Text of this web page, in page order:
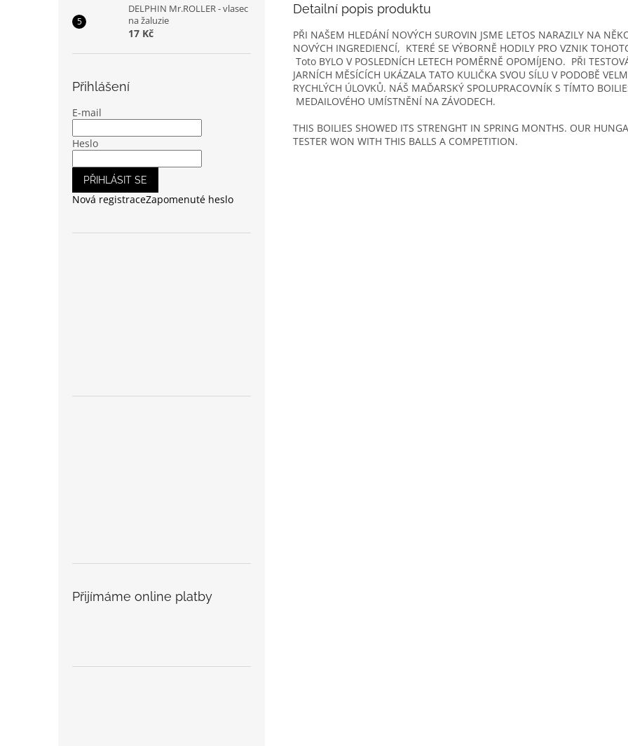
DELPHIN Mr.ROLLER - vlasec
na žaluzie
17 Kč
Přihlášení
E-mail
Heslo
PŘIHLÁSIT SE
Nová registraceZapomenuté heslo
Přijímáme online platby
Detailní popis produktu
PŘI NAŠEM HLEDÁNÍ NOVÝCH SUROVIN JSME LETOS NARAZILY NA
NOVÝCH INGREDIENCÍ, KTERÉ SE VÝBORNĚ HODILY PRO VZNIK
Toto BYLO V POSLEDNÍCH LETECH POMĚRNĚ OPOMÍJENO. PŘI
JARNÍCH MĚSÍCÍCH UKÁZALA TATO KULIČKA SVOU SÍLU V PODOBĚ
RYCHLÝCH ÚLOVKŮ. NÁŠ MAĎARSKÝ SPOLUPRACOVNÍK S TÍMTO
MEDAILOVÉHO UMÍSTNĚNÍ NA ZÁVODECH.
THIS BOILIES SHOWED ITS STRENGHT IN SPRING MONTHS. OUR
TESTER WON WITH THIS BALLS A COMPETITION.